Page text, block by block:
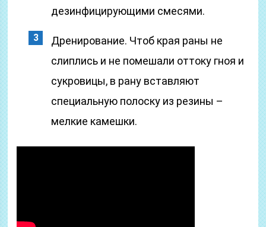
дезинфицирующими смесями.
Дренирование. Чтоб края раны не
слиплись и не помешали оттоку гноя и
сукровицы, в рану вставляют
специальную полоску из резины –
мелкие камешки.